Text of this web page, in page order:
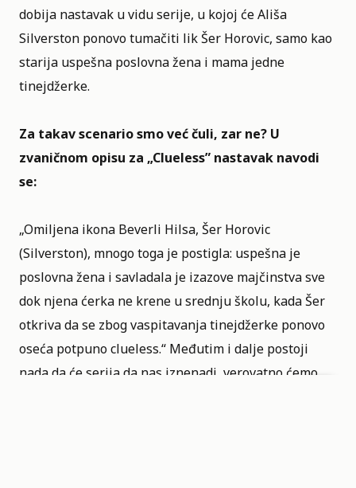
dobija nastavak u vidu serije, u kojoj će Ališa
Silverston ponovo tumačiti lik Šer Horovic, samo kao
starija uspešna poslovna žena i mama jedne
tinejdžerke.
Za takav scenario smo već čuli, zar ne? U
zvaničnom opisu za „Clueless” nastavak navodi
se:
„Omiljena ikona Beverli Hilsa, Šer Horovic
(Silverston), mnogo toga je postigla: uspešna je
poslovna žena i savladala je izazove majčinstva sve
dok njena ćerka ne krene u srednju školu, kada Šer
otkriva da se zbog vaspitavanja tinejdžerke ponovo
oseća potpuno clueless.“ Međutim i dalje postoji
nada da će serija da nas iznenadi, verovatno ćemo